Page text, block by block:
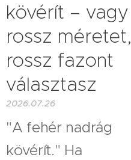
kövérít – vagy
rossz méretet,
rossz fazont
választasz
2026.07.26
"A fehér nadrág
kövérít." Ha